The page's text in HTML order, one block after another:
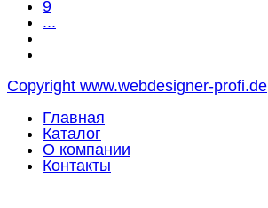
9
...
Copyright www.webdesigner-profi.de
Главная
Каталог
О компании
Контакты